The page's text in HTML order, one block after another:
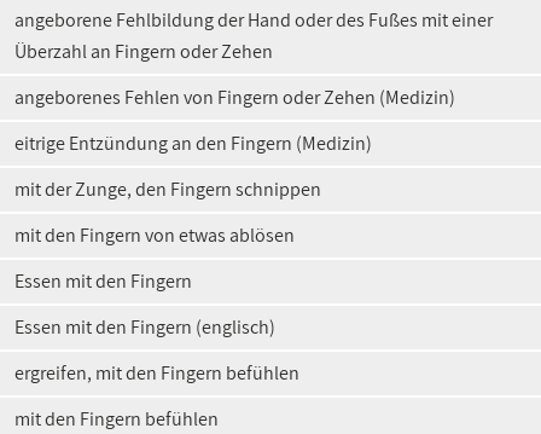
angeborene Fehlbildung der Hand oder des Fußes mit einer
Überzahl an Fingern oder Zehen
angeborenes Fehlen von Fingern oder Zehen (Medizin)
eitrige Entzündung an den Fingern (Medizin)
mit der Zunge, den Fingern schnippen
mit den Fingern von etwas ablösen
Essen mit den Fingern
Essen mit den Fingern (englisch)
ergreifen, mit den Fingern befühlen
mit den Fingern befühlen